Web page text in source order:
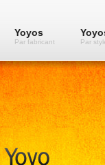
Yoyos
Par fabricant Par